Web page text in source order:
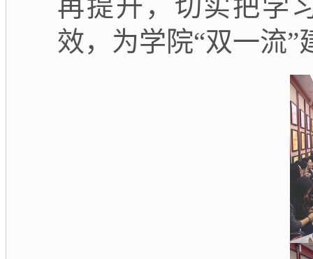
再提升，切实把学
效，为学院“双一流